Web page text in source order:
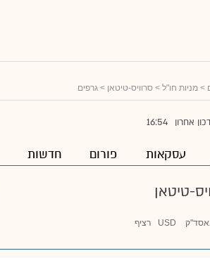
> מניות חו"ל > סרוויס-טיטאן > גרפים
אחרון 16:54
עסקאות פורום חדשות
טיטאן
USD רציף